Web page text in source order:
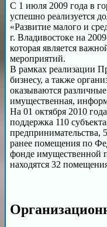
С 1 июля 2009 года в
успешно реализуется
«Развитие малого и
г. Владивостоке на
которая является
мероприятий.
В рамках реализации
бизнесу, а также
оказываются
имущественная,
На 01 октября 2010
поддержка 110
предпринимательства,
ранее помещения по
фонде имущественной
находятся 32